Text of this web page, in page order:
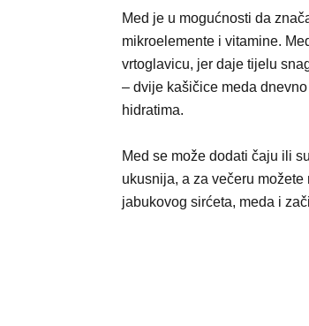
Med je u mogućnosti da
mikroelemente i vitamine.
vrtoglavicu, jer daje tijelu
– dvije kašičice meda
hidratima.
Med se može dodati čaju ili
ukusnija, a za večeru
jabukovog sirćeta, meda i